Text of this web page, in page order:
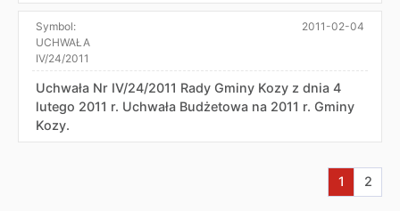
Symbol:
UCHWAŁA
IV/24/2011
2011-02-04
Uchwała Nr IV/24/2011 Rady Gminy Kozy z dnia 4
lutego 2011 r. Uchwała Budżetowa na 2011 r. Gminy
Kozy.
Aktualna
1 2